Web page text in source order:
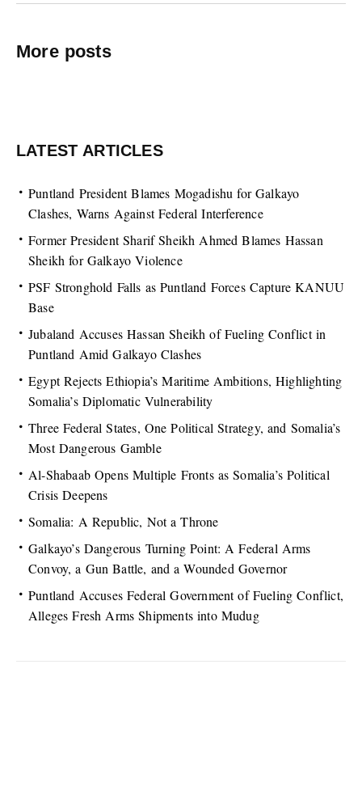
More posts
LATEST ARTICLES
Puntland President Blames Mogadishu for Galkayo
Clashes, Warns Against Federal Interference
Former President Sharif Sheikh Ahmed Blames Hassan
Sheikh for Galkayo Violence
PSF Stronghold Falls as Puntland Forces Capture KANUU
Base
Jubaland Accuses Hassan Sheikh of Fueling Conflict in
Puntland Amid Galkayo Clashes
Egypt Rejects Ethiopia’s Maritime Ambitions, Highlighting
Somalia’s Diplomatic Vulnerability
Three Federal States, One Political Strategy, and Somalia’s
Most Dangerous Gamble
Al-Shabaab Opens Multiple Fronts as Somalia’s Political
Crisis Deepens
Somalia: A Republic, Not a Throne
Galkayo’s Dangerous Turning Point: A Federal Arms
Convoy, a Gun Battle, and a Wounded Governor
Puntland Accuses Federal Government of Fueling Conflict,
Alleges Fresh Arms Shipments into Mudug